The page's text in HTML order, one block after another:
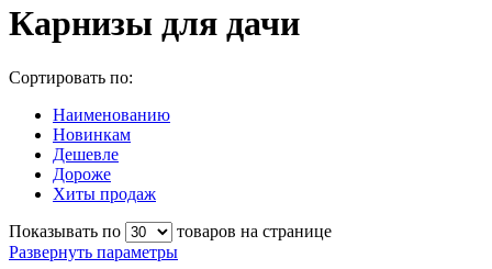
Карнизы для дачи
Сортировать по:
Наименованию
Новинкам
Дешевле
Дороже
Хиты продаж
Показывать по
товаров на странице
Развернуть параметры